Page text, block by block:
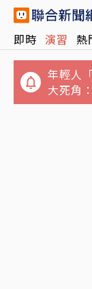
即時 演習 熱
年輕人
大死角